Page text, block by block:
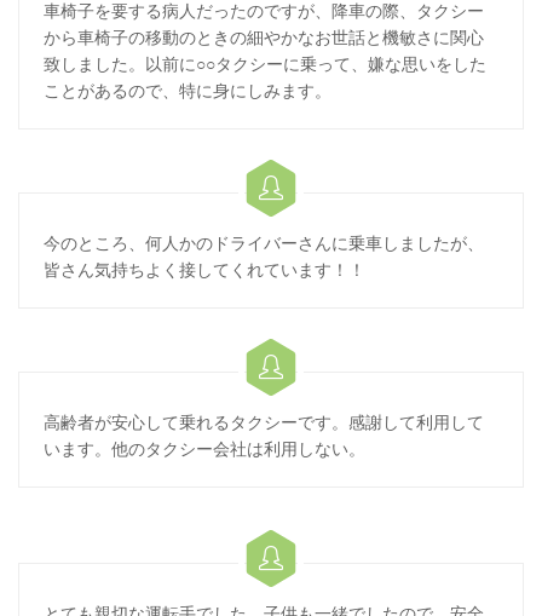
車椅子を要する病人だったのですが、降車の際、タクシー
から車椅子の移動のときの細やかなお世話と機敏さに関心
致しました。以前に○○タクシーに乗って、嫌な思いをした
ことがあるので、特に身にしみます。

今のところ、何人かのドライバーさんに乗車しましたが、
皆さん気持ちよく接してくれています！！

高齢者が安心して乗れるタクシーです。感謝して利用して
います。他のタクシー会社は利用しない。
